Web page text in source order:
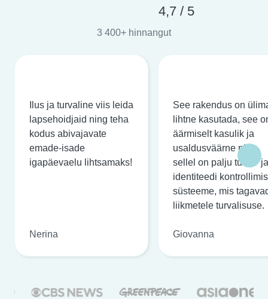
4,7 / 5
3 400+ hinnangut
Ilus ja turvaline viis leida
lapsehoidjaid ning teha
kodus abivajavate
emade-isade
igapäevaelu lihtsamaks!
Nerina
See rakendus on
lihtne kasutada, see
äärmiselt kasulik ja
usaldusväärne ning
sellel on palju turva- ja
identiteedi
süsteeme, mis
liikmetele turvalisuse.
Giovanna